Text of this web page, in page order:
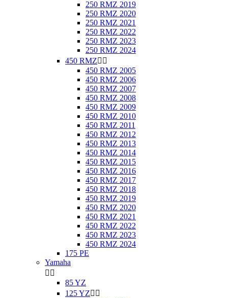
250 RMZ 2019
250 RMZ 2020
250 RMZ 2021
250 RMZ 2022
250 RMZ 2023
250 RMZ 2024
450 RMZ 
450 RMZ 2005
450 RMZ 2006
450 RMZ 2007
450 RMZ 2008
450 RMZ 2009
450 RMZ 2010
450 RMZ 2011
450 RMZ 2012
450 RMZ 2013
450 RMZ 2014
450 RMZ 2015
450 RMZ 2016
450 RMZ 2017
450 RMZ 2018
450 RMZ 2019
450 RMZ 2020
450 RMZ 2021
450 RMZ 2022
450 RMZ 2023
450 RMZ 2024
175 PE
Yamaha
 
85 YZ
125 YZ 